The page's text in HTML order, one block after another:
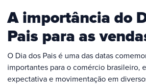
A importância do
Pais para as
O Dia dos Pais é uma das datas
importantes para o comércio brasileiro,
expectativa e movimentação em